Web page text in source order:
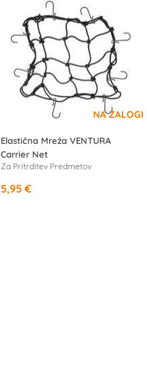
Elastična Mreža VENTURA
Carrier Net
Za Pritrditev Predmetov
5,95 €